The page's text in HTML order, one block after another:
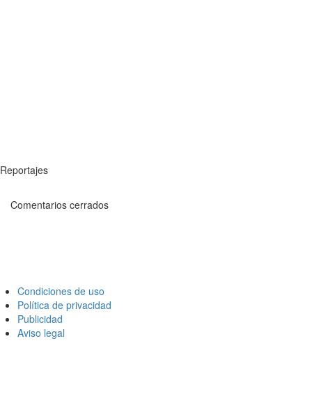
Reportajes
Comentarios cerrados
Condiciones de uso
Política de privacidad
Publicidad
Aviso legal